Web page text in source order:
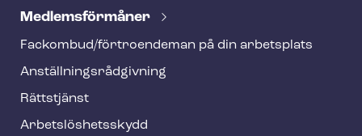
e
f
o
o
Med­lems­för­må­ner
Fackombud/förtroendeman på din arbetsplats
An­ställ­nings­råd­giv­ning
Rättstjänst
Ar­bets­lös­hets­skydd